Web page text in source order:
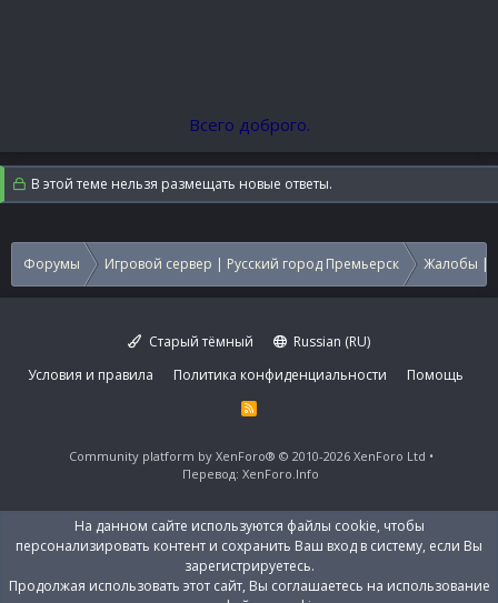
Всего доброго.
В этой теме нельзя размещать новые ответы.
Форумы Игровой сервер | Русский город Премьерск Жалобы |
Старый тёмный
Russian (RU)
Условия и правила
Политика конфиденциальности Помощь
R
S
Community platform by XenForo® © 2010-2026 XenForo Ltd
Перевод: XenForo.Info
На данном сайте используются файлы cookie, чтобы
персонализировать контент и сохранить Ваш вход в систему, если Вы
зарегистрируетесь.
Продолжая использовать этот сайт, Вы соглашаетесь на использование